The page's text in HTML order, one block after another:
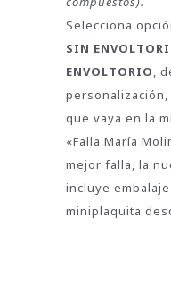
Selecciona
SIN
ENVOLTORIO,
que vaya en la
«Falla María
mejor falla, la
incluye
miniplaquita